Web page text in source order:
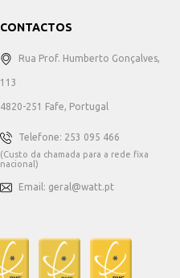
CONTACTOS
Rua Prof. Humberto Gonçalves,
113
4820-251 Fafe, Portugal
Telefone: 253 095 466
(Custo da chamada para a rede fixa
nacional)
Email: geral@watt.pt